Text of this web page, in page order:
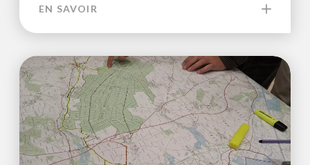
EN SAVOIR